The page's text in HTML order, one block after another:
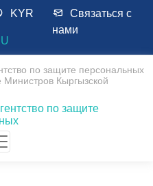
KYR
Связаться с
нами
по защите персональных
Кыргызской
по защите